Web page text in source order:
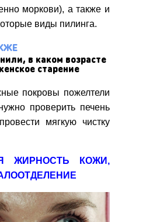
моркови), а также и
виды пилинга.
в каком возрасте
старение
покровы пожелтели
проверить печень
мягкую чистку
ЖИРНОСТЬ КОЖИ,